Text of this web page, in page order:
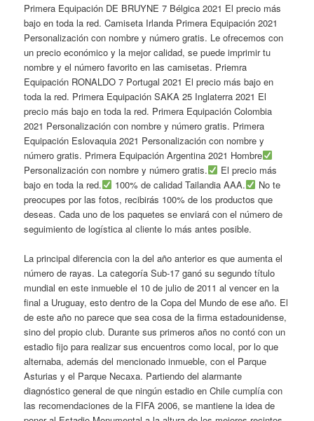
Primera Equipación DE BRUYNE 7 Bélgica 2021 El precio más
bajo en toda la red. Camiseta Irlanda Primera Equipación 2021
Personalización con nombre y número gratis. Le ofrecemos con
un precio económico y la mejor calidad, se puede imprimir tu
nombre y el número favorito en las camisetas. Priemra
Equipación RONALDO 7 Portugal 2021 El precio más bajo en
toda la red. Primera Equipación SAKA 25 Inglaterra 2021 El
precio más bajo en toda la red. Primera Equipación Colombia
2021 Personalización con nombre y número gratis. Primera
Equipación Eslovaquia 2021 Personalización con nombre y
número gratis. Primera Equipación Argentina 2021 Hombre
Personalización con nombre y número gratis.
El precio más
bajo en toda la red.
100% de calidad Tailandia AAA.
No te
preocupes por las fotos, recibirás 100% de los productos que
deseas. Cada uno de los paquetes se enviará con el número de
seguimiento de logística al cliente lo más antes posible.
La principal diferencia con la del año anterior es que aumenta el
número de rayas. La categoría Sub-17 ganó su segundo título
mundial en este inmueble el 10 de julio de 2011 al vencer en la
final a Uruguay, esto dentro de la Copa del Mundo de ese año. El
de este año no parece que sea cosa de la firma estadounidense,
sino del propio club. Durante sus primeros años no contó con un
estadio fijo para realizar sus encuentros como local, por lo que
alternaba, además del mencionado inmueble, con el Parque
Asturias y el Parque Necaxa. Partiendo del alarmante
diagnóstico general de que ningún estadio en Chile cumplía con
las recomendaciones de la FIFA 2006, se mantiene la idea de